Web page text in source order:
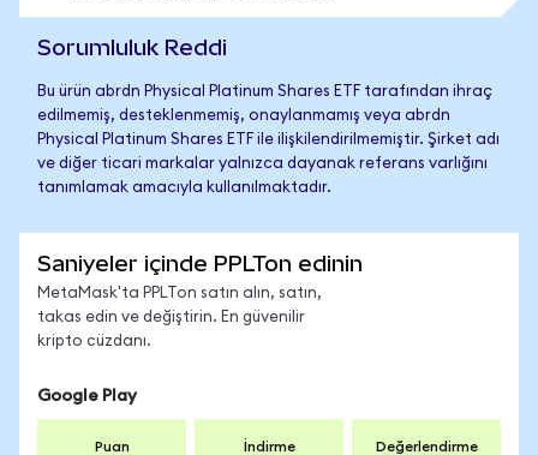
Sorumluluk Reddi
Bu ürün abrdn Physical Platinum Shares ETF tarafından ihraç
edilmemiş, desteklenmemiş, onaylanmamış veya abrdn
Physical Platinum Shares ETF ile ilişkilendirilmemiştir. Şirket adı
ve diğer ticari markalar yalnızca dayanak referans varlığını
tanımlamak amacıyla kullanılmaktadır.
Saniyeler içinde PPLTon edinin
MetaMask'ta PPLTon satın alın, satın,
takas edin ve değiştirin. En güvenilir
kripto cüzdanı.
Google Play
Puan İndirme Değerlendirme